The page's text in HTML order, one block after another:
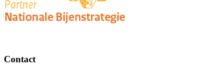
Contact